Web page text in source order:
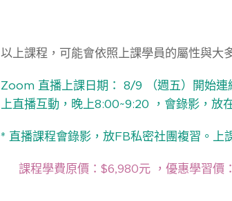
以上課程，可能會依照上課學員的屬性與大
Zoom 直播上課日期： 8/9 （週五）開始
上直播互動，晚上8:00~9:20 ，會錄影，放
* 直播課程會錄影，放FB私密社團複習。上
❤️ 課程學費原價：$6,980元 ，優惠學習價